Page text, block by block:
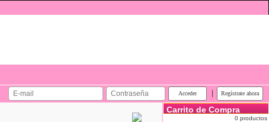
Carrito de Compra
0 productos